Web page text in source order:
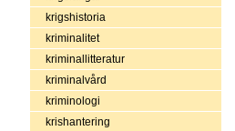
krigshistoria
kriminalitet
kriminallitteratur
kriminalvård
kriminologi
krishantering